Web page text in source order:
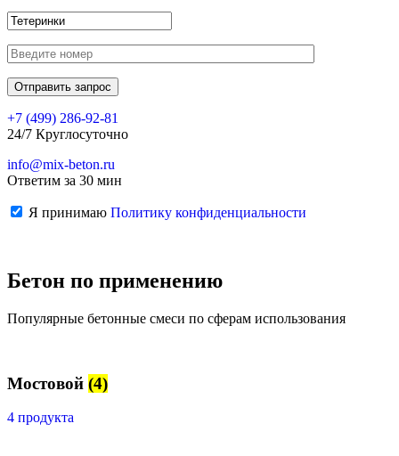
+7 (499) 286-92-81
24/7 Круглосуточно
info@mix-beton.ru
Ответим за 30 мин
Я принимаю Политику конфиденциальности
Бетон по применению
Популярные бетонные смеси по сферам использования
Мостовой (4)
4 продукта